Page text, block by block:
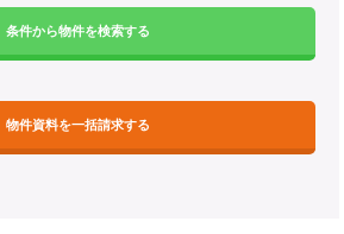
条件から物件を検索する
物件資料を一括請求する